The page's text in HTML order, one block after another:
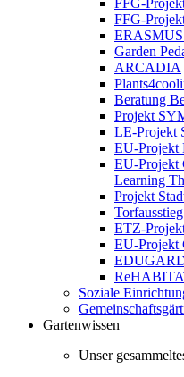
FFG-
FFG-
ERASMUS
Garden
ARCADIA
Beratung
Projekt
LE-Projekt
EU-
EU-Projekt
Learning
Projekt
ETZ-
EU-Projekt
Soziale
Gartenwissen
Unser